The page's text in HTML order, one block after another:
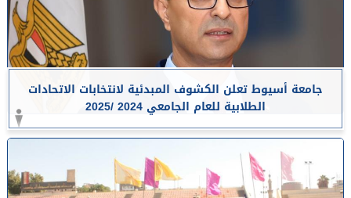
جامعة أسيوط تعلن الكشوف المبدئية لانتخابات الاتحادات
الطلابية للعام الجامعي 2024 /2025